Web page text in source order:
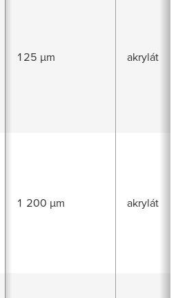
125 µm akrylát
1 200 µm akrylát